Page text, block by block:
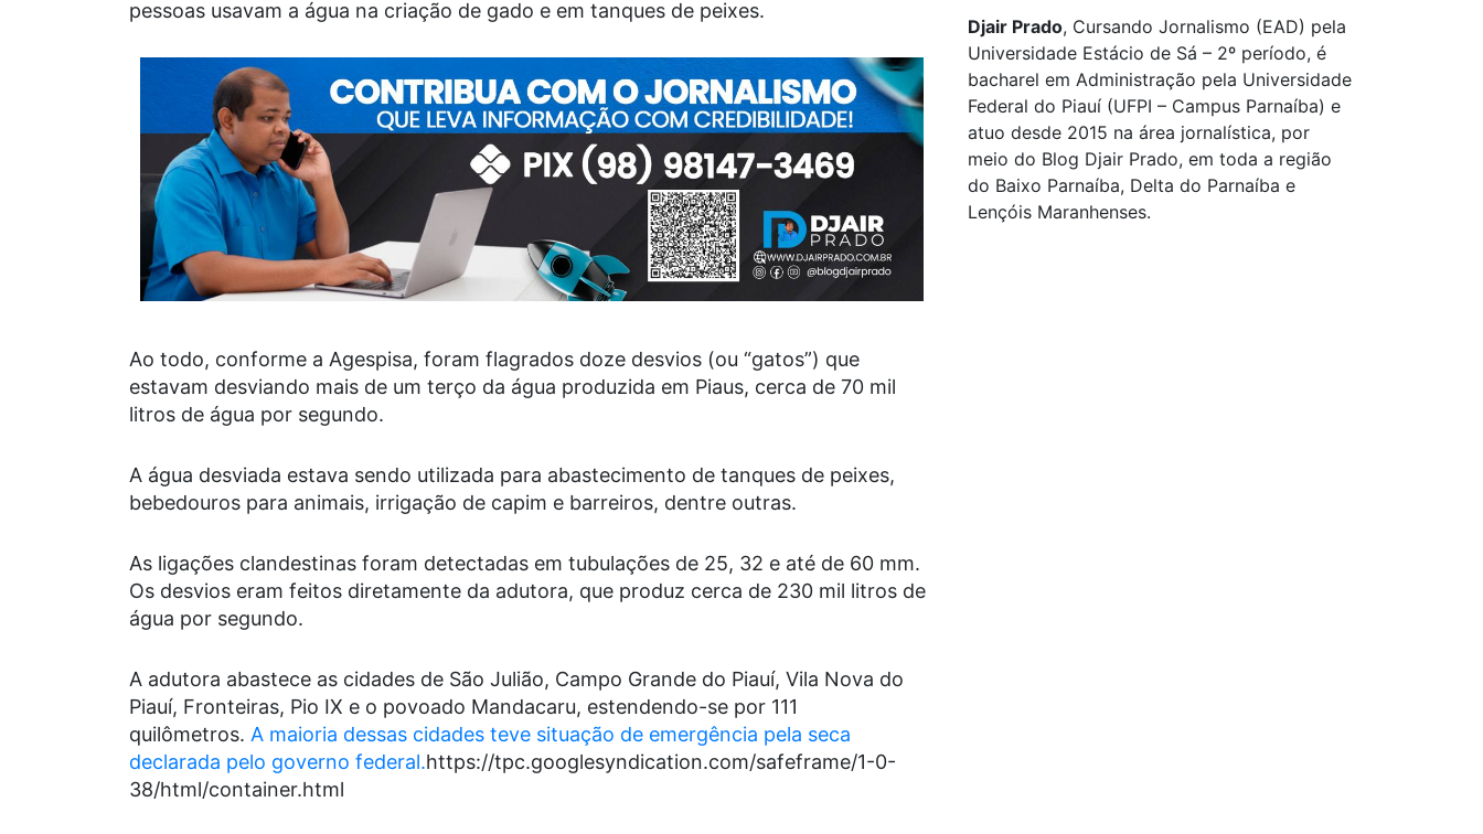
pessoas usavam a água na criação de gado e em tanques de peixes.
Ao todo, conforme a Agespisa, foram flagrados doze desvios (ou “gatos”) que
estavam desviando mais de um terço da água produzida em Piaus, cerca de 70 mil
litros de água por segundo.
A água desviada estava sendo utilizada para abastecimento de tanques de peixes,
bebedouros para animais, irrigação de capim e barreiros, dentre outras.
As ligações clandestinas foram detectadas em tubulações de 25, 32 e até de 60 mm.
Os desvios eram feitos diretamente da adutora, que produz cerca de 230 mil litros de
água por segundo.
A adutora abastece as cidades de São Julião, Campo Grande do Piauí, Vila Nova do
Piauí, Fronteiras, Pio IX e o povoado Mandacaru, estendendo-se por 111
quilômetros. A maioria dessas cidades teve situação de emergência pela seca
declarada pelo governo federal.https://tpc.googlesyndication.com/safeframe/1-0-
38/html/container.html
Djair Prado, Cursando Jornalismo (EAD) pela
Universidade Estácio de Sá – 2º período, é
bacharel em Administração pela Universidade
Federal do Piauí (UFPI – Campus Parnaíba) e
atuo desde 2015 na área jornalística, por
meio do Blog Djair Prado, em toda a região
do Baixo Parnaíba, Delta do Parnaíba e
Lençóis Maranhenses.